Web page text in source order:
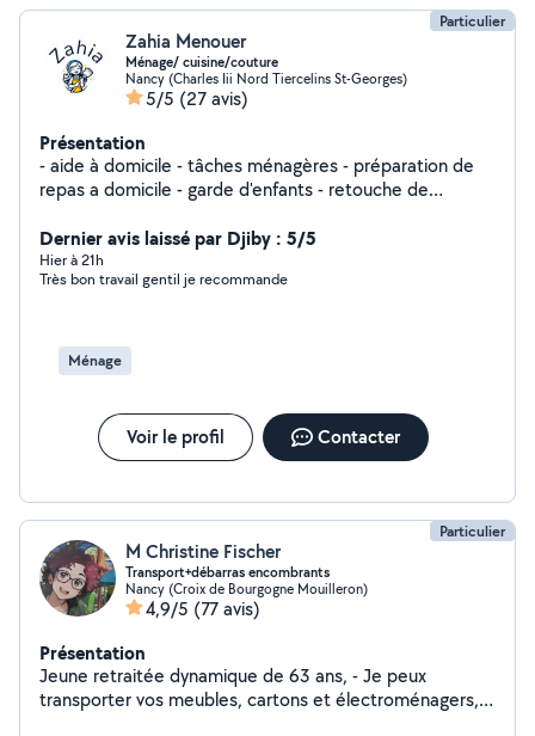
Particulier
Zahia Menouer
Ménage/ cuisine/couture
Nancy (Charles Iii Nord Tiercelins St-Georges)
5/5 (27 avis)
Présentation
- aide à domicile - tâches ménagères - préparation de
repas a domicile - garde d'enfants - retouche de
Dernier avis laissé par Djiby : 5/5
Hier à 21h
Très bon travail gentil je recommande
Ménage
Voir le profil Contacter
Particulier
M Christine Fischer
Transport+débarras encombrants
Nancy (Croix de Bourgogne Mouilleron)
4,9/5 (77 avis)
Présentation
Jeune retraitée dynamique de 63 ans, - Je peux
transporter vos meubles, cartons et électroménagers,